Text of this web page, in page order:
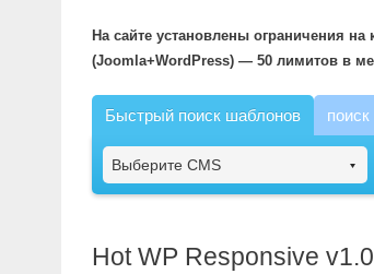
На сайте установлены ограничения
(Joomla+WordPress) — 50 лимитов в
Быстрый поиск шаблонов
Выберите CMS
Hot WP Responsive